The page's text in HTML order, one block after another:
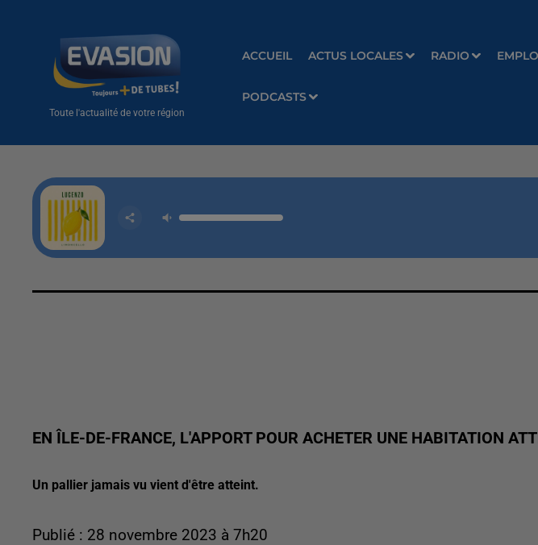
Toute l'actualité de votre région
ACCUEIL ACTUS LOCALES RADIO
PODCASTS
EN ÎLE-DE-FRANCE, L'APPORT POUR ACHETER UNE HABITATION
Un pallier jamais vu vient d'être atteint.
Publié : 28 novembre 2023 à 7h20